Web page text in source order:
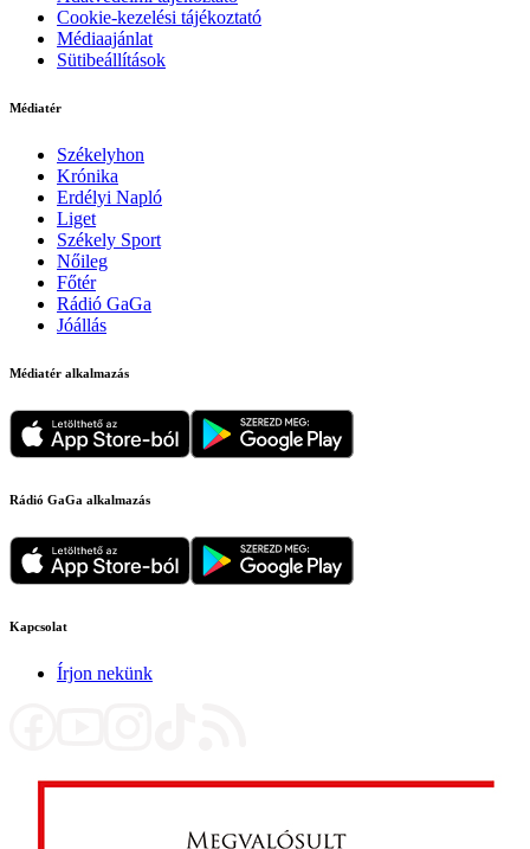
Cookie-kezelési tájékoztató
Médiaajánlat
Sütibeállítások
Médiatér
Székelyhon
Krónika
Erdélyi Napló
Liget
Székely Sport
Nőileg
Főtér
Rádió GaGa
Jóállás
Médiatér alkalmazás
Rádió GaGa alkalmazás
Kapcsolat
Írjon nekünk